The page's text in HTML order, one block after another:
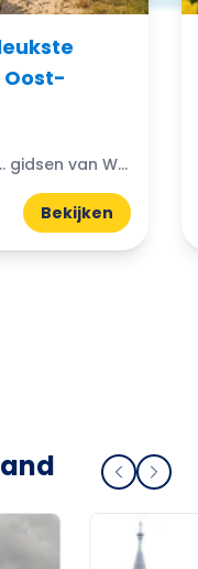
Oost-
Ontdek de nieuwe Eropuit in... gidsen van WattedoenVandaag. Compacte A5-gidsen boordevol uitjes, natuur, horeca en tips uit de regio.
Bekijken